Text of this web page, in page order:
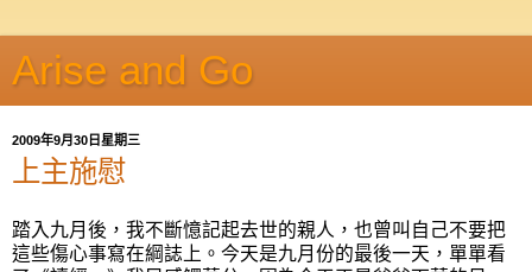
Arise and Go
2009年9月30日星期三
上主施慰
踏入九月後，我不斷憶記起去世的親人，也曾叫自己不要把
這些傷心事寫在綱誌上。今天是九月份的最後一天，單單看